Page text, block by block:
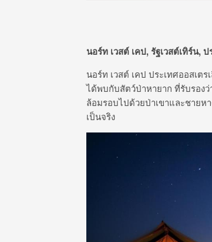
นอร์ท เวสต์ เคป, รัฐเวสต์เทิร์น, ป
นอร์ท เวสต์ เคป ประเทศออสเต
ได้พบกับสัตว์ป่าหายาก ที่รับรอง
ล้อมรอบไปด้วยป่าเขาและชาย
เป็นจริง